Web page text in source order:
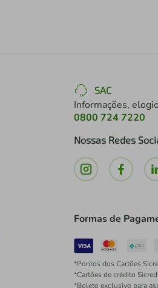
SAC
Informações,
0800 724 7220
Nossas Redes
Formas de
*Pontos dos Cartões
*Cartões de crédito Sicredi
*Boleto exclusivo para